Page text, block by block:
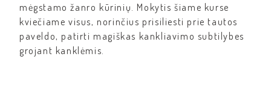
mėgstamo žanro kūrinių. Mokytis šiame kurse
kviečiame visus, norinčius prisiliesti prie tautos
paveldo, patirti magiškas kankliavimo subtilybes
grojant kanklėmis.